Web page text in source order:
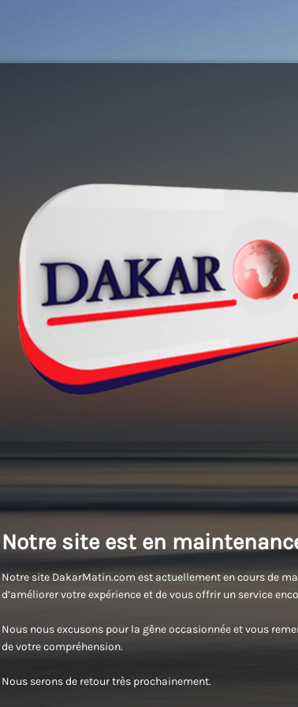
Notre site est en
Notre site DakarMatin.com est actuellement en cours de
d’améliorer votre expérience et de vous offrir un service
Nous nous excusons pour la gêne occasionnée et vous
de votre compréhension.
Nous serons de retour très prochainement.